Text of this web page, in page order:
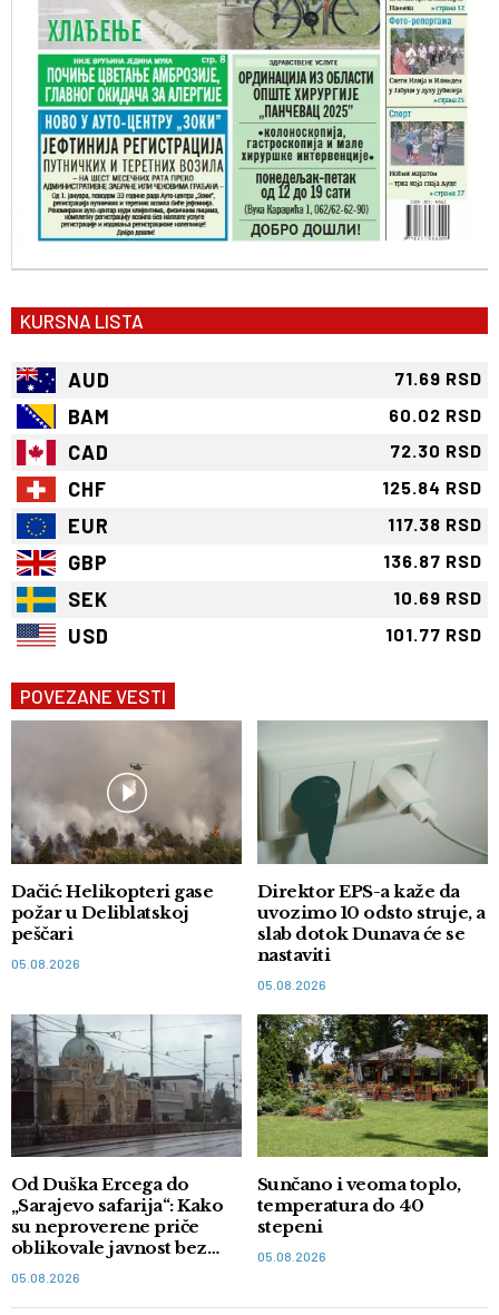
KURSNA LISTA
AUD 71.69 RSD
BAM 60.02 RSD
CAD 72.30 RSD
CHF 125.84 RSD
EUR 117.38 RSD
GBP 136.87 RSD
SEK 10.69 RSD
USD 101.77 RSD
POVEZANE VESTI
Dačić: Helikopteri gase
požar u Deliblatskoj
peščari
05.08.2026
Direktor EPS-a kaže da
uvozimo 10 odsto struje, a
slab dotok Dunava će se
nastaviti
05.08.2026
Od Duška Ercega do
„Sarajevo safarija“: Kako
su neproverene priče
oblikovale javnost bez
dokaza
05.08.2026
Sunčano i veoma toplo,
temperatura do 40
stepeni
05.08.2026